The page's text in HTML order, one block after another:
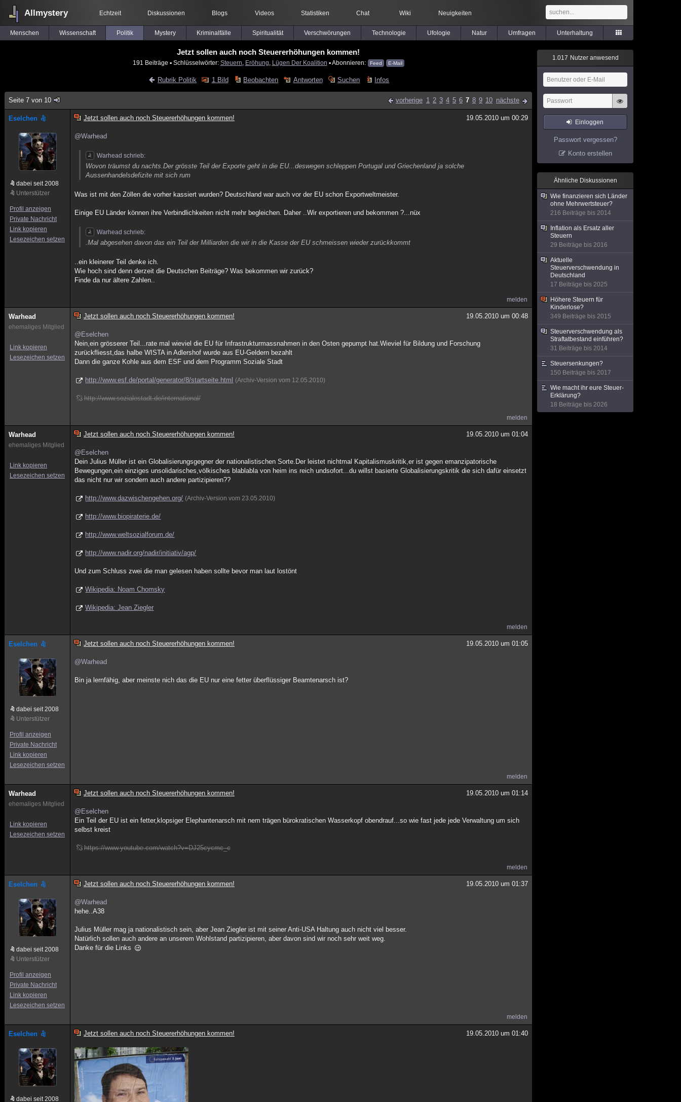
Allmystery Echtzeit Diskussionen Blogs Videos Statistiken Chat Wiki Neuigkeiten
Menschen Wissenschaft Politik Mystery Kriminalfälle Spiritualität Verschwörungen Technologie Ufologie Natur Umfragen Unterhaltung
Jetzt sollen auch noch Steuererhöhungen kommen!
191 Beiträge ▪ Schlüsselwörter: Steuern Eröhung Lügen Der Koalition ▪ Abonnieren: Feed E-Mail
Rubrik Politik 1 Bild Beobachten Antworten Suchen Infos
Seite 7 von 10 vorherige 1 2 3 4 5 6 7 8 9 10 nächste
Eselchen
dabei seit 2008
Unterstützer
Profil anzeigen
Private Nachricht
Link kopieren
Lesezeichen setzen
Jetzt sollen auch noch Steuererhöhungen kommen! 19.05.2010 um 00:29
@Warhead
Warhead schrieb:
Wovon träumst du nachts.Der grösste Teil der Exporte geht in die EU...deswegen schleppen Portugal und Griechenland ja solche
Aussenhandelsdefizite mit sich rum
Was ist mit den Zöllen die vorher kassiert wurden? Deutschland war auch vor der EU schon Exportweltmeister.
Einige EU Länder können ihre Verbindlichkeiten nicht mehr begleichen. Daher ..Wir exportieren und bekommen ?...nüx
Warhead schrieb:
.Mal abgesehen davon das ein Teil der Milliarden die wir in die Kasse der EU schmeissen wieder zurückkommt
..ein kleinerer Teil denke ich.
Wie hoch sind denn derzeit die Deutschen Beiträge? Was bekommen wir zurück?
Finde da nur ältere Zahlen..
melden
Warhead
ehemaliges Mitglied
Link kopieren
Lesezeichen setzen
Jetzt sollen auch noch Steuererhöhungen kommen! 19.05.2010 um 00:48
@Eselchen
Nein,ein grösserer Teil...rate mal wieviel die EU für Infrastrukturmassnahmen in den Osten gepumpt hat.Wieviel für Bildung und Forschung
zurückfliesst,das halbe WISTA in Adlershof wurde aus EU-Geldern bezahlt
Dann die ganze Kohle aus dem ESF und dem Programm Soziale Stadt
http://www.esf.de/portal/generator/8/startseite.html (Archiv-Version vom 12.05.2010)
http://www.sozialestadt.de/international/
melden
Warhead
ehemaliges Mitglied
Link kopieren
Lesezeichen setzen
Jetzt sollen auch noch Steuererhöhungen kommen! 19.05.2010 um 01:04
@Eselchen
Dein Julius Müller ist ein Globalisierungsgegner der nationalistischen Sorte.Der leistet nichtmal Kapitalismuskritik,er ist gegen emanzipatorische
Bewegungen,ein einziges unsolidarisches,völkisches blablabla von heim ins reich undsofort...du willst basierte Globalisierungskritik die sich dafür einsetzt
das nicht nur wir sondern auch andere partizipieren??
http://www.dazwischengehen.org/ (Archiv-Version vom 23.05.2010)
http://www.biopiraterie.de/
http://www.weltsozialforum.de/
http://www.nadir.org/nadir/initiativ/agp/
Und zum Schluss zwei die man gelesen haben sollte bevor man laut lostönt
Wikipedia: Noam Chomsky
Wikipedia: Jean Ziegler
melden
Eselchen
dabei seit 2008
Unterstützer
Profil anzeigen
Private Nachricht
Link kopieren
Lesezeichen setzen
Jetzt sollen auch noch Steuererhöhungen kommen! 19.05.2010 um 01:05
@Warhead
Bin ja lernfähig, aber meinste nich das die EU nur eine fetter überflüssiger Beamtenarsch ist?
melden
Warhead
ehemaliges Mitglied
Link kopieren
Lesezeichen setzen
Jetzt sollen auch noch Steuererhöhungen kommen! 19.05.2010 um 01:14
@Eselchen
Ein Teil der EU ist ein fetter,klopsiger Elephantenarsch mit nem trägen bürokratischen Wasserkopf obendrauf...so wie fast jede jede Verwaltung um sich
selbst kreist
https://www.youtube.com/watch?v=DJ25cycmc_c
melden
Eselchen
dabei seit 2008
Unterstützer
Profil anzeigen
Private Nachricht
Link kopieren
Lesezeichen setzen
Jetzt sollen auch noch Steuererhöhungen kommen! 19.05.2010 um 01:37
@Warhead
hehe..A38
Julius Müller mag ja nationalistisch sein, aber Jean Ziegler ist mit seiner Anti-USA Haltung auch nicht viel besser.
Natürlich sollen auch andere an unserem Wohlstand partizipieren, aber davon sind wir noch sehr weit weg.
Danke für die Links
melden
Eselchen
dabei seit 2008
Jetzt sollen auch noch Steuererhöhungen kommen! 19.05.2010 um 01:40
1.017 Nutzer anwesend
Einloggen
Passwort vergessen?
Konto erstellen
Ähnliche Diskussionen
Wie finanzieren sich Länder
ohne Mehrwertsteuer?
216 Beiträge bis 2014
Inflation als Ersatz aller
Steuern
29 Beiträge bis 2016
Aktuelle
Steuerverschwendung in
Deutschland
17 Beiträge bis 2025
Höhere Steuern für
Kinderlose?
349 Beiträge bis 2015
Steuerverschwendung als
Straftatbestand einführen?
31 Beiträge bis 2014
Steuersenkungen?
150 Beiträge bis 2017
Wie macht ihr eure Steuer-
Erklärung?
18 Beiträge bis 2026